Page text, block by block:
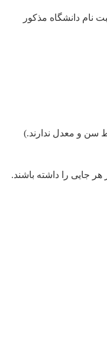
دانشگاه مذکور
جایی را داشته باشند.